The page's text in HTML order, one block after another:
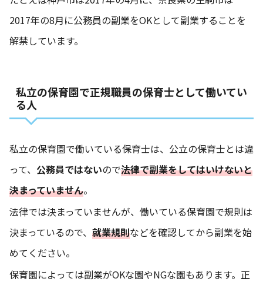
2017年の8月に公務員の副業をOKとして副業することを
解禁しています。
私立の保育園で正規職員の保育士として働いてい
る人
私立の保育園で働いている保育士は、公立の保育士とは違
って、 公務員ではないので法律で副業をしてはいけないと
決まっていません。
法律では決まっていませんが、働いている保育園で規則は
決まっているので、 就業規則などを確認してから副業を始
めてください。
保育園によっては副業がOKな園やNGな園もあります。正